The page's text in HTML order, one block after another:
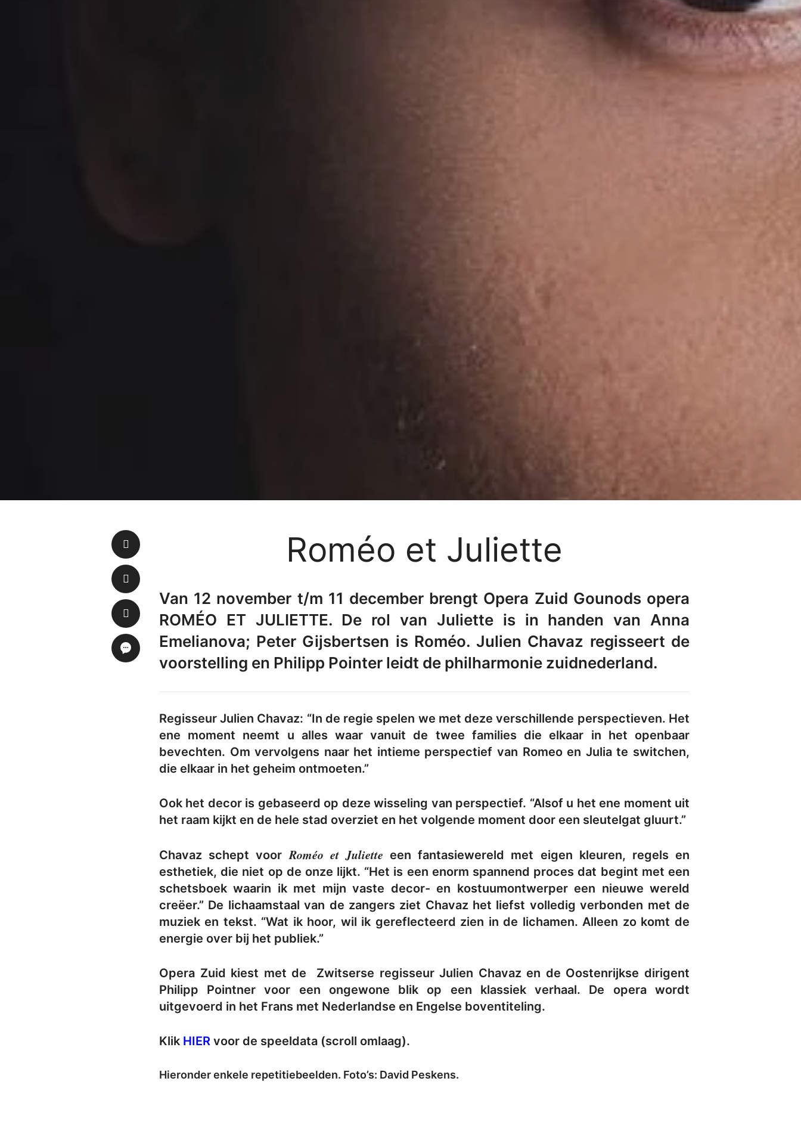
Roméo et Juliette
Van 12 november t/m 11 december brengt Opera Zuid Gounods opera
ROMÉO ET JULIETTE. De rol van Juliette is in handen van Anna
Emelianova; Peter Gijsbertsen is Roméo. Julien Chavaz regisseert de
voorstelling en Philipp Pointer leidt de philharmonie zuidnederland.
Regisseur Julien Chavaz: “In de regie spelen we met deze verschillende perspectieven. Het
ene moment neemt u alles waar vanuit de twee families die elkaar in het openbaar
bevechten. Om vervolgens naar het intieme perspectief van Romeo en Julia te switchen,
die elkaar in het geheim ontmoeten.”
Ook het decor is gebaseerd op deze wisseling van perspectief. “Alsof u het ene moment uit
het raam kijkt en de hele stad overziet en het volgende moment door een sleutelgat gluurt.”
Chavaz schept voorRoméo et Juliette een fantasiewereld met eigen kleuren, regels en
esthetiek, die niet op de onze lijkt. “Het is een enorm spannend proces dat begint met een
schetsboek waarin ik met mijn vaste decor- en kostuumontwerper een nieuwe wereld
creëer.” De lichaamstaal van de zangers ziet Chavaz het liefst volledig verbonden met de
muziek en tekst. “Wat ik hoor, wil ik gereflecteerd zien in de lichamen. Alleen zo komt de
energie over bij het publiek.”
Opera Zuid kiest met de Zwitserse regisseur Julien Chavaz en de Oostenrijkse dirigent
Philipp Pointner voor een ongewone blik op een klassiek verhaal. De opera wordt
uitgevoerd in het Frans met Nederlandse en Engelse boventiteling.
Klik HIER voor de speeldata (scroll omlaag).
Hieronder enkele repetitiebeelden. Foto’s: David Peskens.